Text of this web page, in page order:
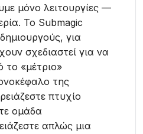
μόνο λειτουργίες —
Το Submagic
για
σχεδιαστεί για να
«μέτριο»
της
πτυχίο
ομάδα
απλώς μια